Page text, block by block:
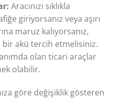
Aracınızı sıklıkla
giriyorsanız veya aşırı
maruz kalıyorsanız,
bir akü tercih etmelisiniz.
olan ticari araçlar
olabilir.
göre değişiklik gösteren